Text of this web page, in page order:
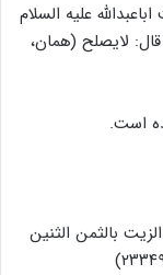
علیه السلام
لایصلح (همان،
است.
بالثمن الثنین